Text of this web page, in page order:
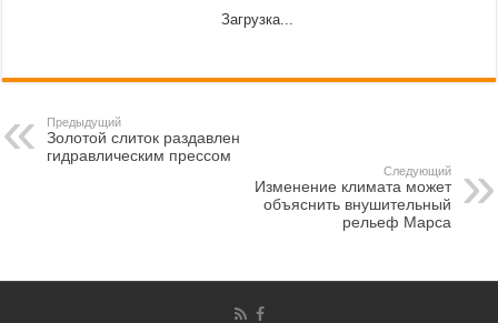
Загрузка...
Предыдущий
Золотой слиток раздавлен
гидравлическим прессом
Следующий
Изменение климата может
объяснить внушительный
рельеф Марса